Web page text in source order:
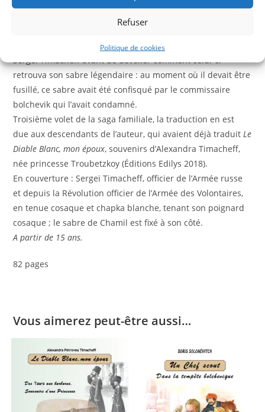
Refuser
Politique de cookies
Le Diable Blanc de la Mer noire, et relate l’enfance de
Sergeï Timacheff avant de dévoiler comment celui-ci
retrouva son sabre légendaire : au moment où il devait être
fusillé, ce sabre avait été confisqué par le commissaire
bolchevik qui l’avait condamné.
Troisième volet de la saga familiale, la traduction en est
due aux descendants de l’auteur, qui avaient déjà traduitLe
Diable Blanc, mon époux, souvenirs d’Alexandra Timacheff,
née princesse Troubetzkoy (Éditions Edilys 2018).
En couverture : Sergeï Timacheff, officier de l’Armée russe
et depuis la Révolution officier de l’Armée des Volontaires,
en tenue cosaque et chapka blanche, tenant son poignard
cosaque ; le sabre de Chamil est fixé à son côté.
A partir de 15 ans.
82 pages
Vous aimerez peut-être aussi…